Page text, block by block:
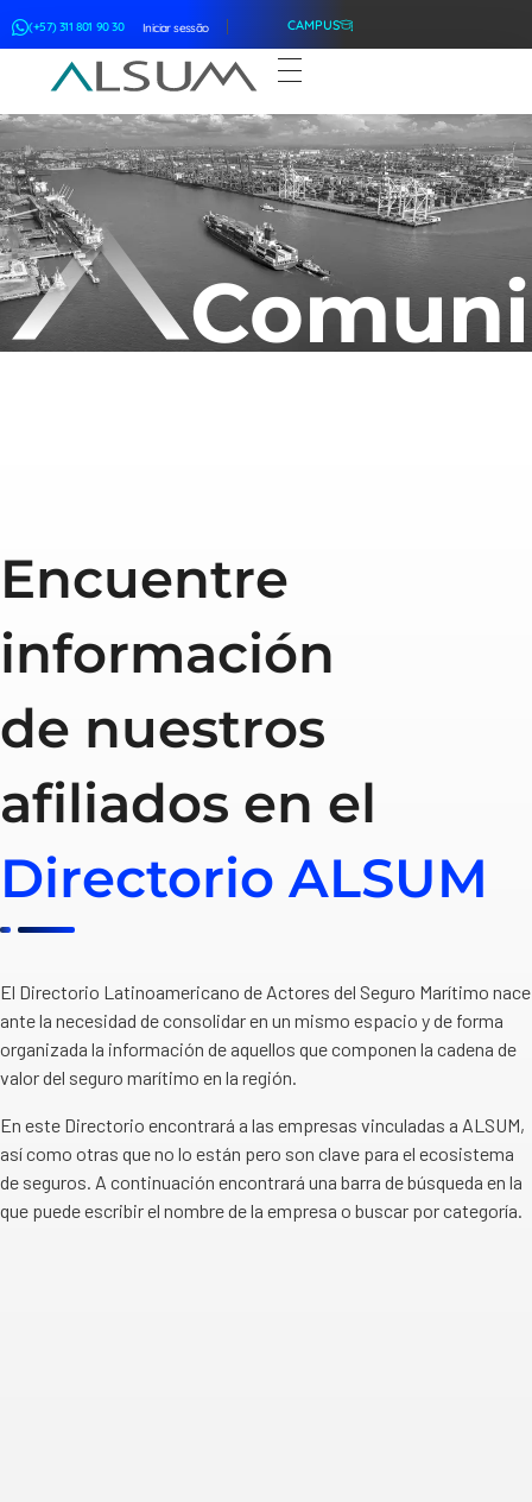
(+57) 311 801 90 30 Iniciar sessão CAMPUS
ALSUM
Encuentre
información
de nuestros
afiliados en el
Directorio ALSUM
El Directorio Latinoamericano de Actores del Seguro Marítimo nace
ante la necesidad de consolidar en un mismo espacio y de forma
organizada la información de aquellos que componen la cadena de
valor del seguro marítimo en la región.
En este Directorio encontrará a las empresas vinculadas a ALSUM,
así como otras que no lo están pero son clave para el ecosistema
de seguros. A continuación encontrará una barra de búsqueda en la
que puede escribir el nombre de la empresa o buscar por categoría.